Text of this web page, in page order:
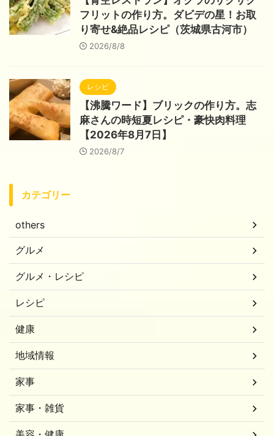
フリットの作り方。ダビデの星！お取
り寄せ&絶品レシピ（茨城県古河市）
2026/8/8
レシピ
【沸騰ワード】ブリックの作り方。志
麻さんの時短夏レシピ・豪快肉料理
【2026年8月7日】
2026/8/7
カテゴリー
others
グルメ
グルメ・レシピ
レシピ
健康
地域情報
家事
家事・雑貨